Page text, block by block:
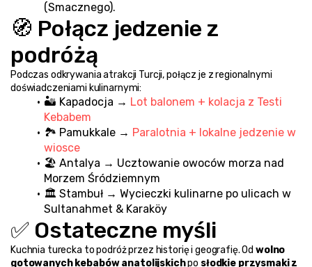
(Smacznego).
🧭 Połącz jedzenie z
podróżą
Podczas odkrywania atrakcji Turcji, połącz je z regionalnymi
doświadczeniami kulinarnymi:
🏜️ Kapadocja → Lot balonem + kolacja z Testi
Kebabem
🏞️ Pamukkale → Paralotnia + lokalne jedzenie w
wiosce
🏖️ Antalya → Ucztowanie owoców morza nad
Morzem Śródziemnym
🏛️ Stambuł → Wycieczki kulinarne po ulicach w
Sultanahmet & Karaköy
✅ Ostateczne myśli
Kuchnia turecka to podróż przez historię i geografię. Od wolno
gotowanych kebabów anatolijskich po słodkie przysmaki z